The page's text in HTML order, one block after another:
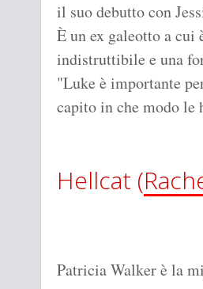
il suo debutto con
È un ex galeotto a cui
indistruttibile e una
"Luke è importante
capito in che modo le
Hellcat (
Patricia Walker è la